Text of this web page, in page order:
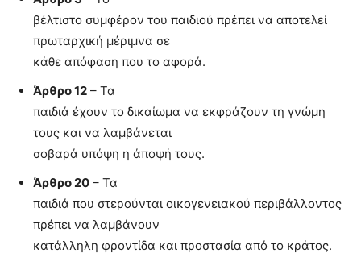
βέλτιστο συμφέρον του παιδιού πρέπει να αποτελεί
πρωταρχική μέριμνα σε
κάθε απόφαση που το αφορά.
Άρθρο 12 – Τα
παιδιά έχουν το δικαίωμα να εκφράζουν τη γνώμη
τους και να λαμβάνεται
σοβαρά υπόψη η άποψή τους.
Άρθρο 20 – Τα
παιδιά που στερούνται οικογενειακού περιβάλλοντος
πρέπει να λαμβάνουν
κατάλληλη φροντίδα και προστασία από το κράτος.